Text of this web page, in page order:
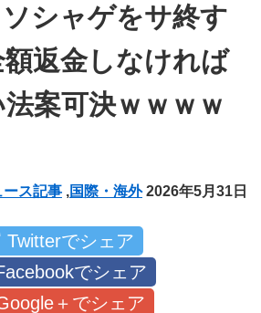
ソシャゲをサ終す
返金しなければ
案可決ｗｗｗｗ
ース記事 ,国際・海外2026年5月31日
Twitterでシェア
でシェア
＋でシェア